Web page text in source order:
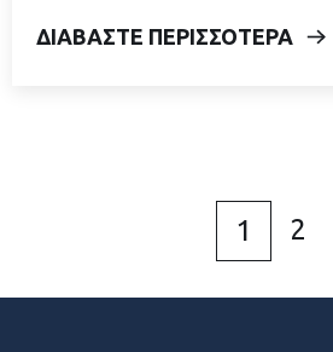
ΔΙΑΒΑΣΤΕ ΠΕΡΙΣΣΟΤΕΡΑ
1 2